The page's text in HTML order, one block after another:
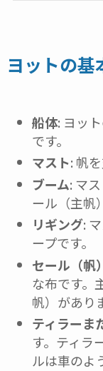
ヨットの基
船体: ヨッ
です。
マスト: 帆
ブーム: マ
ール（主帆
リギング:
ープです。
セール（帆）
な布です。
帆）があり
ティラーま
す。ティラ
ルは車のよ